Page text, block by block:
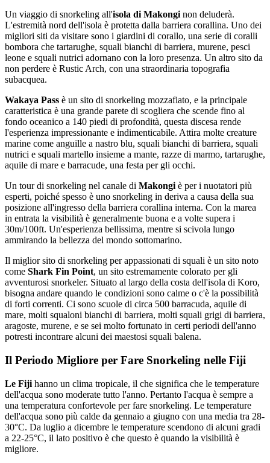
Un viaggio di snorkeling all'isola di Makonginon deluderà.
L'estremità nord dell'isola è protetta dalla barriera corallina. Uno dei
migliori siti da visitare sono i giardini di corallo, una serie di coralli
bombora che tartarughe, squali bianchi di barriera, murene, pesci
leone e squali nutrici adornano con la loro presenza. Un altro sito da
non perdere è Rustic Arch, con una straordinaria topografia
subacquea.
Wakaya Pass è un sito di snorkeling mozzafiato, e la principale
caratteristica è una grande parete di scogliera che scende fino al
fondo oceanico a 140 piedi di profondità, questa discesa rende
l'esperienza impressionante e indimenticabile. Attira molte creature
marine come anguille a nastro blu, squali bianchi di barriera, squali
nutrici e squali martello insieme a mante, razze di marmo, tartarughe,
aquile di mare e barracude, una festa per gli occhi.
Un tour di snorkeling nel canale di Makongiè per i nuotatori più
esperti, poiché spesso è uno snorkeling in deriva a causa della sua
posizione all'ingresso della barriera corallina interna. Con la marea
in entrata la visibilità è generalmente buona e a volte supera i
30m/100ft. Un'esperienza bellissima, mentre si scivola lungo
ammirando la bellezza del mondo sottomarino.
Il miglior sito di snorkeling per appassionati di squali è un sito noto
come Shark Fin Point, un sito estremamente colorato per gli
avventurosi snorkeler. Situato al largo della costa dell'isola di Koro,
bisogna andare quando le condizioni sono calme o c'è la possibilità
di forti correnti. Ci sono scuole di circa 500 barracuda, aquile di
mare, molti squaloni bianchi di barriera, molti squali grigi di barriera,
aragoste, murene, e se sei molto fortunato in certi periodi dell'anno
potresti incontrare alcuni dei maestosi squali balena.
Il Periodo Migliore per Fare Snorkeling nelle Fiji
Le Fiji hanno un clima tropicale, il che significa che le temperature
dell'acqua sono moderate tutto l'anno. Pertanto l'acqua è sempre a
una temperatura confortevole per fare snorkeling. Le temperature
dell'acqua sono più calde da gennaio a giugno con una media tra 28-
30°C. Da luglio a dicembre le temperature scendono di alcuni gradi
a 22-25°C, il lato positivo è che questo è quando la visibilità è
migliore.